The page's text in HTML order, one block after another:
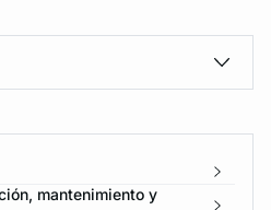
mantenimiento y